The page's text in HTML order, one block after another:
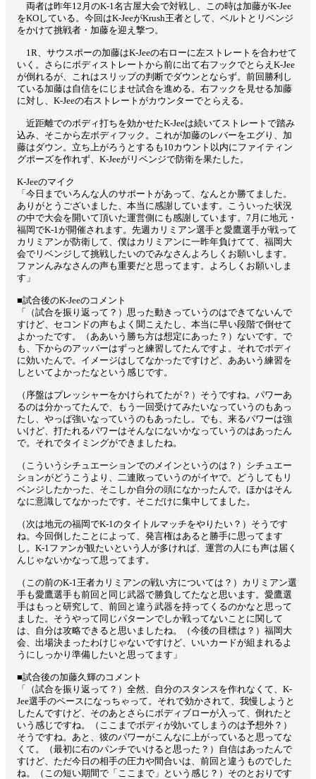
両者は昨年12月のK-1名古屋大会で対戦し、この時は加藤がK-Jee
をKOしている。今回はK-JeeがKrush王者として、ベルトとリベンジ
をかけて挑戦者・加藤を迎え撃つ。
1R、サウスポーの加藤はK-Jeeの右ローに左ストレートを合わせて
いく。さらにボディストレートから前に出て右フックでとらえK-Jee
が倒れるが、これはスリップの判断でダウンとならず。前回勝利し
ている加藤は自信をにじませ試合を進める。右フックを見せる加藤
に対し、K-Jeeの右ストレートがカウンターでとらえる。
近距離でのボディ打ちを効かせたK-Jeeは続いてストレートで踏み
込み、そこから左ボディフック。これが加藤のレバーをエグり、加
藤はダウン。立ち上がろうとするも10カウント以内にファイティン
グポーズを作れず、K-Jeeがリベンジで防衛を果たした。
K-Jeeのマイク
「今日までいろんな人のサポートがあって、なんとか勝てました。
ありがとうございました、本当に感謝しています。こういった状況
の中で大会を開いて頂いた運営側にも感謝しています。7月に地元・
福岡でK-1が開催されます。先週カリミアン選手と愛鷹選手が戦って
カリミアンが防衛して、僕はカリミアンに一昨年負けてて、福岡大
会でリベンジして挑戦したいのでみなさんよろしくお願いします。
ファンんみなさんの声も重要だと思ってます。よろしくお願いしま
す」
■試合後のK-Jeeのコメント
「（試合を振り返って？）思った動きっていうのはできてないんで
すけど、セコンドの声もよく聞こえたし、本当に早い段階で倒せて
よかったです。（ああいう勝ち方は想定にあった？）ないです。で
も、下からのアッパーはずっと練習してたんですよ。それでボディ
に効いたんで。イメージはしてなかったですけど、ああいう練習を
しといてよかったなという感じです。
（序盤はプレッシャーをかけられてたが？）そうですね。パワーあ
るのは分かってたんで、もう一回受けてみたいなっていうのもあっ
たし、やっぱ強いなっていうのもあったし。でも、来るパワーは強
いけど、打たれるパワーはそんなにないかなっていうのはあったん
で。それでタイミングができましたね。
（こういうシチュエーションでのメインというのは？）シチュエー
ションがどうこうより、二連敗っていうのがイヤで。どうしてもリ
ベンジしたかった、そこしか自分の頭になかったんで。ほかはそん
なに意識してなかったです。そこだけに集中してました。
（次は地元の福岡でK-1のタイトルマッチをやりたい？）そうです
ね。今回倒したことによって、発言権はあると勝手に思ってます
し。K-1ファンが観たいという人が多ければ、運営の人にも声は届く
んじゃないかなって思ってます。
（この前のK-1王者カリミアンの戦い方については？）カリミアン選
手も愛鷹選手も前回と同じ武器で勝負してたなと思います。愛鷹選
手はもっと研究して、前回と違う武器を持ってくるのかなと思って
ました。そうやって同じパターンでしか戦ってないことに関して
は、自分は攻略できると思いましたね。（今後の目標は？）福岡大
会、出場決まったわけじゃないですけど、いいカードが組まれるよ
うにしっかり準備したいと思ってます」
■試合後の加藤久輝のコメント
「（試合を振り返って？）全然、自分のスタンスを作れなくて、K-
Jee選手のペースになっちゃって。それで効かされて、我慢しようと
したんですけど、そのあとさらにボディブローが入って、倒れたと
いう感じですね。（ここまでボディが効いてしまうのは予想外？）
そうですね。あと、彼のパワーがこんなに上がっていると思ってな
くて。（最初に右のパンチでいけると思った？）自信はあったんで
すけど、ただ今日の相手の圧力や間合いは、前回と違うものでした
ね。（この短い期間で「ここまで」という感じ？）そのとおりです